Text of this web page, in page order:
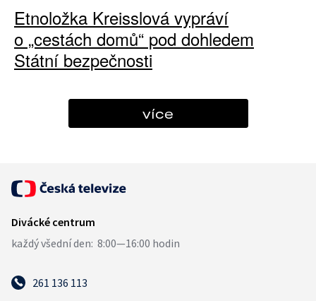
Etnoložka Kreisslová vypráví
o „cestách domů“ pod dohledem
Státní bezpečnosti
více
261 136 113